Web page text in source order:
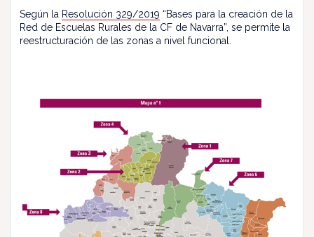
Según la Resolución 329/2019 “Bases para la creación de la
Red de Escuelas Rurales de la CF de Navarra”, se permite la
reestructuración de las zonas a nivel funcional.